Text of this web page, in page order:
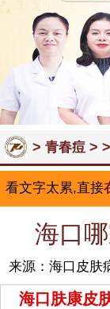
> 青春痘> >
看文字太累,直接
海口
来源：海口皮肤
海口肤康皮